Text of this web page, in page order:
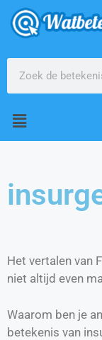
Het vertalen van
niet altijd even
Waarom ben je
betekenis van